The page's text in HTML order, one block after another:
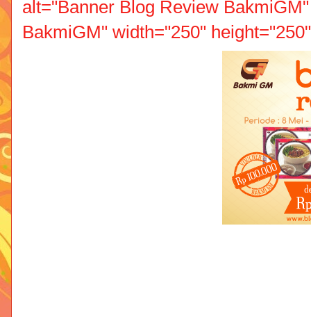
alt="Banner Blog Review
BakmiGM" width="250"